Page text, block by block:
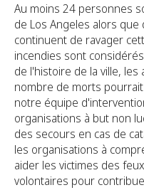
Au moins 24 personnes
de Los Angeles alors
continuent de ravager
incendies sont
de l'histoire de la ville,
nombre de morts
notre équipe
organisations à but non
des secours en cas de
les organisations à
aider les victimes des
volontaires pour